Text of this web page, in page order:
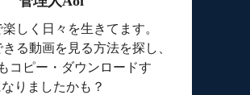
しく日々を生きてます。
る動画を見る方法を探し、
コピー・ダウンロードす
りましたかも？